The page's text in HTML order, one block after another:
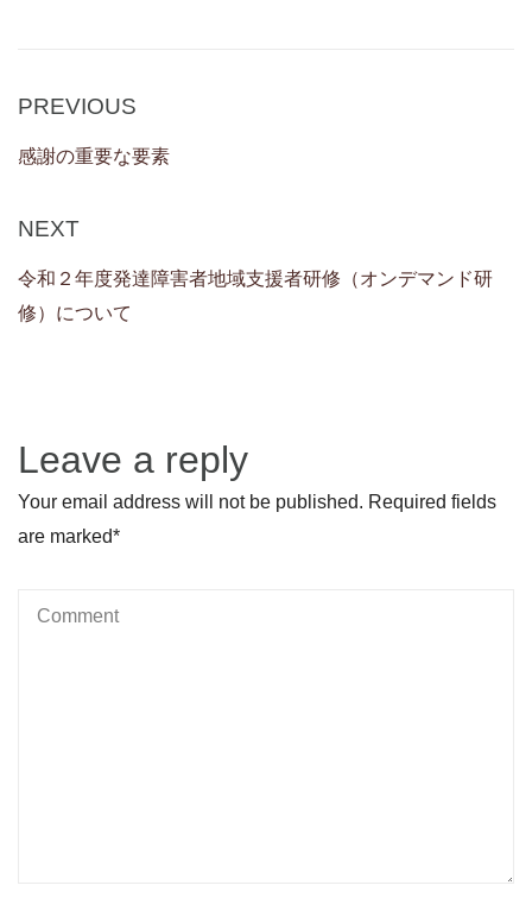
Post
Previous
PREVIOUS
感謝の重要な要素
Next
NEXT
令和２年度発達障害者地域支援者研修（オンデマンド研
修）について
Leave a reply
Your email address will not be published. Required fields
are marked*